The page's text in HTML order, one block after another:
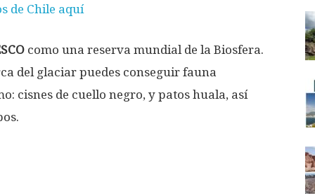
de Chile aquí
como una reserva mundial de la Biosfera.
del glaciar puedes conseguir fauna
cisnes de cuello negro, y patos huala, así